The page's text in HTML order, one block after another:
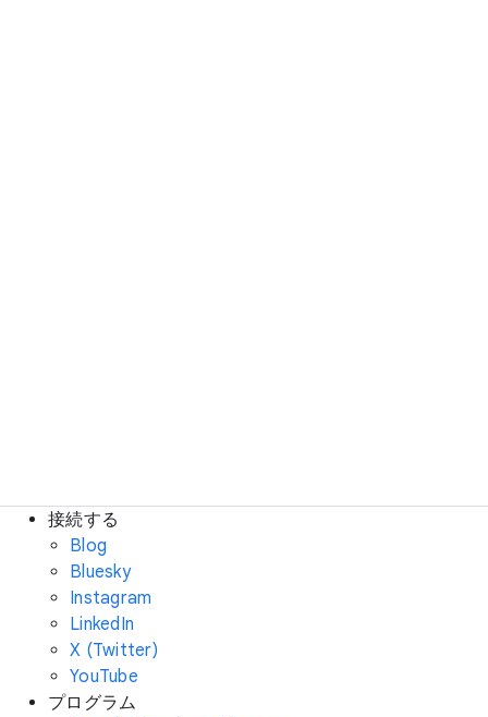
接続する
Blog
Bluesky
Instagram
LinkedIn
X (Twitter)
YouTube
プログラム